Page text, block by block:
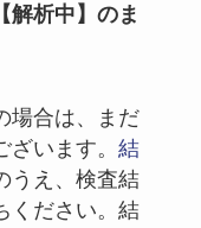
解析中】のま
場合は、まだ
います。 結
うえ、検査結
ください。結